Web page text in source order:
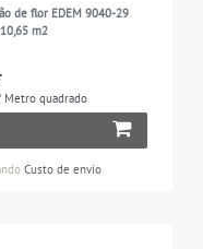
de flor EDEM 9040-29
m2
Metro quadrado
Custo de envio